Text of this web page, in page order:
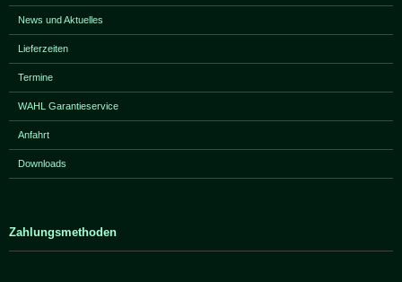
News und Aktuelles
Lieferzeiten
Termine
WAHL Garantieservice
Anfahrt
Downloads
Zahlungsmethoden